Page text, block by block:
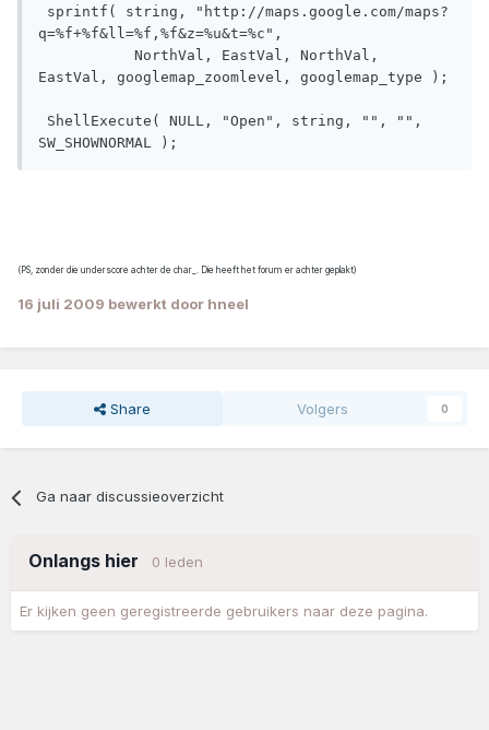
q=%f+%f&ll=%f,%f&z=%u&t=%c",
EastVal, googlemap_zoomlevel, googlemap_type );
SW_SHOWNORMAL );
(PS, zonder die underscore achter de char_. Die heeft het forum er achter geplakt)
16 juli 2009 bewerkt door hneel
Share Volgers 0
Ga naar discussieoverzicht
Onlangs hier 0 leden
Er kijken geen geregistreerde gebruikers naar deze pagina.